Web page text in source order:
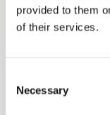
provided to them
of their services.
Selection
Necessary
Om Zenitel Group